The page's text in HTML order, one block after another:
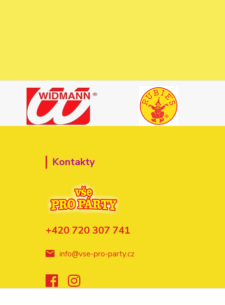
Kontakty
+420 720 307 741
info@vse-pro-party.cz